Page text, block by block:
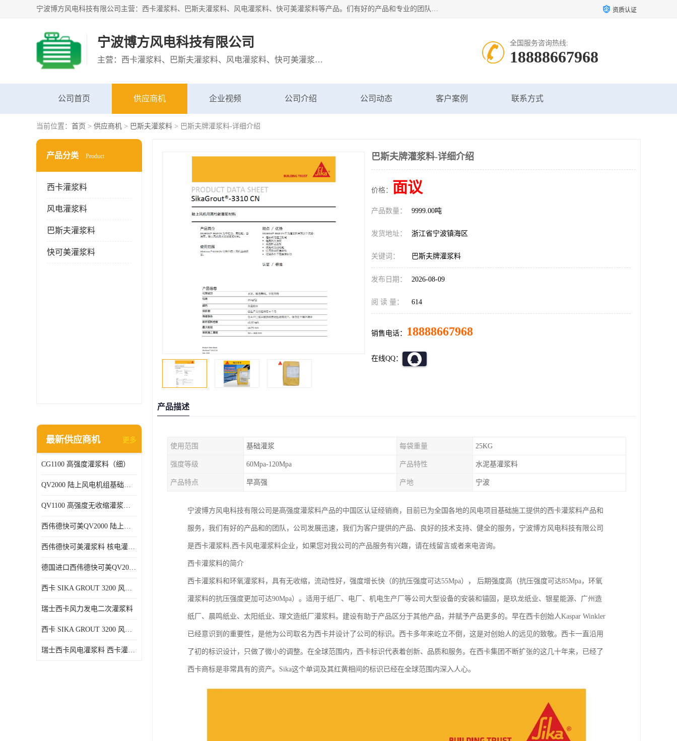
宁波博方风电科技有限公司主营：西卡灌浆料、巴斯夫灌浆料、风电灌浆料、快可美灌浆料等产品。们有好的产品和专业的团队，公司发展迅速，我们为客户提供优质的产品、良好的技术支持、健全的售后服务。 资质认证
宁波博方风电科技有限公司
主营：西卡灌浆料、巴斯夫灌浆料、风电灌浆料、快可美灌浆料等产品
全国服务咨询热线:
18888667968
公司首页 供应商机 企业视频 公司介绍 公司动态 客户案例 联系方式
当前位置： 首页 > 供应商机 > 巴斯夫灌浆料 > 巴斯夫牌灌浆料-详细介绍
产品分类 Product
西卡灌浆料
风电灌浆料
巴斯夫灌浆料
快可美灌浆料
最新供应商机 更多
CG1100 高强度灌浆料（细）
QV2000 陆上风电机组基础灌浆砂浆
QV1100 高强度无收缩灌浆砂浆
西伟德快可美QV2000 陆上风电灌浆料 均匀、 流动度好、可泵送
西伟德快可美灌浆料 核电灌浆材料
德国进口西伟德快可美QV2000PLUS陆上风电灌浆料 优异耐疲劳性能
西卡 SIKA GROUT 3200 风电 灌浆料
瑞士西卡风力发电二次灌浆料
西卡 SIKA GROUT 3200 风电 灌浆料 214 灌浆料
瑞士西卡风电灌浆料 西卡灌浆料 西卡海上风电灌浆料 西卡灌浆料
巴斯夫牌灌浆料-详细介绍
价格： 面议
产品数量： 9999.00吨
发货地址： 浙江省宁波镇海区
关键词： 巴斯夫牌灌浆料
发布日期： 2026-08-09
阅 读 量： 614
销售电话： 18888667968
在线QQ：
产品描述
使用范围 基础灌浆 每袋重量 25KG
强度等级 60Mpa-120Mpa 产品特性 水泥基灌浆料
产品特点 早高强 产地 宁波
宁波博方风电科技有限公司是高强度灌浆料产品的中国区认证经销商，目前已为全国各地的风电项目基础施工提供的西卡灌浆料产品和
服务，我们有好的产品和的团队，公司发展迅速，我们为客户提供的产品、良好的技术支持、健全的服务，宁波博方风电科技有限公司
是西卡灌浆料,西卡风电灌浆料企业，如果您对我公司的产品服务有兴趣，请在线留言或者来电咨询。
西卡灌浆料的简介
西卡灌浆料和环氧灌浆料，具有无收缩，流动性好，强度增长快（的抗压强度可达55Mpa）， 后期强度高（抗压强度可达85Mpa，环氧
灌浆料的抗压强度更加可达90Mpa）。适用于纸厂、电厂、机电生产厂等公司大型设备的安装和锚固，是玖龙纸业、银星能源、广州造
纸厂、晨鸣纸业、太阳纸业、理文造纸厂灌浆料。建设有助于产品区分于其他产品，并赋予产品更多的。早在西卡创始人Kaspar Winkler
已经意识到的重要性，是他为公司取名为西卡并设计了公司的标识。西卡多年来屹立不倒，这是对创始人的远见的致敬。西卡一直沿用
了初的标识设计，只做了微小的调整。在全球范围内，西卡标识代表着创新、品质和服务。在西卡集团不断扩张的这几十年来，已经了
西卡商标是非常具有的资产。Sika这个单词及其红黄相间的标识已经在全球范围内深入人心。